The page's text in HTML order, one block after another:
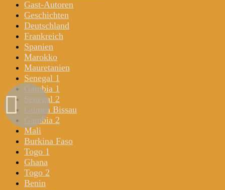
Gast-Autoren
Geschichten
Deutschland
Frankreich
Spanien
Marokko
Mauretanien
Senegal 1
Gambia 1
Senegal 2
Guinea Bissau
Gambia 2
Mali
Burkina Faso
Togo 1
Ghana
Togo 2
Benin